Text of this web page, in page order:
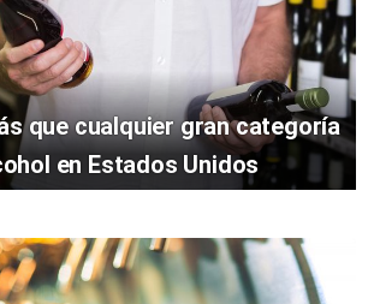
que cualquier gran categoría
en Estados Unidos